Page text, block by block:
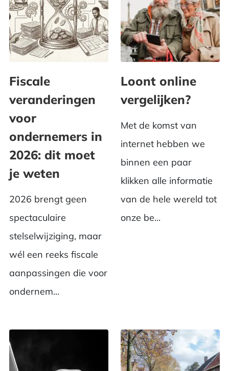
Fiscale
veranderingen
voor
ondernemers in
2026: dit moet
je weten
2026 brengt geen
spectaculaire
stelselwijziging, maar
wél een reeks fiscale
aanpassingen die voor
ondernem...
Loont online
vergelijken?
Met de komst van
internet hebben we
binnen een paar
klikken alle informatie
van de hele wereld tot
onze be...